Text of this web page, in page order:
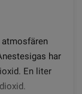
har
En liter